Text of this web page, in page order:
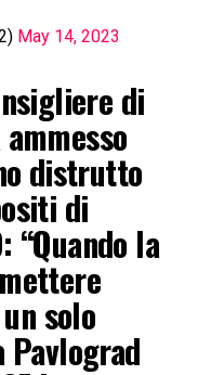
May 14, 2023
di
distrutto
di
“Quando la
solo
Pavlograd